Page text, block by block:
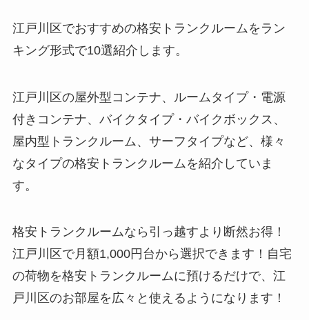
江戸川区でおすすめの格安トランクルームをラン
キング形式で10選紹介します。
江戸川区の屋外型コンテナ、ルームタイプ・電源
付きコンテナ、バイクタイプ・バイクボックス、
屋内型トランクルーム、サーフタイプなど、様々
なタイプの格安トランクルームを紹介していま
す。
格安トランクルームなら引っ越すより断然お得！
江戸川区で月額1,000円台から選択できます！自宅
の荷物を格安トランクルームに預けるだけで、江
戸川区のお部屋を広々と使えるようになります！